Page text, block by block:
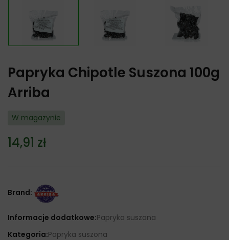
Papryka Chipotle Suszona 100g
Arriba
W magazynie
14,91 zł
Brand:
Informacje dodatkowe:Papryka suszona
Kategoria:Papryka suszona